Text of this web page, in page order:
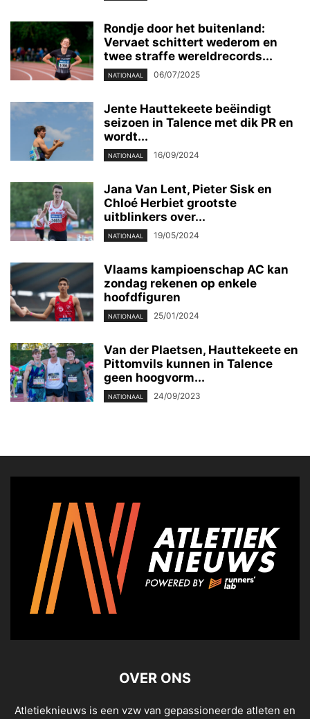
Rondje door het buitenland:
Vervaet schittert wederom en
twee straffe wereldrecords...
NATIONAAL 06/07/2025
Jente Hauttekeete beëindigt
seizoen in Talence met dik PR en
wordt...
NATIONAAL 16/09/2024
Jana Van Lent, Pieter Sisk en
Chloé Herbiet grootste
uitblinkers over...
NATIONAAL 19/05/2024
Vlaams kampioenschap AC kan
zondag rekenen op enkele
hoofdfiguren
NATIONAAL 25/01/2024
Van der Plaetsen, Hauttekeete en
Pittomvils kunnen in Talence
geen hoogvorm...
NATIONAAL 24/09/2023
OVER ONS
Atletieknieuws is een vzw van gepassioneerde atleten en